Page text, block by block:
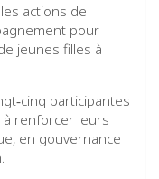
actions de
pour
jeunes filles à
participantes
à renforcer leurs
en gouvernance